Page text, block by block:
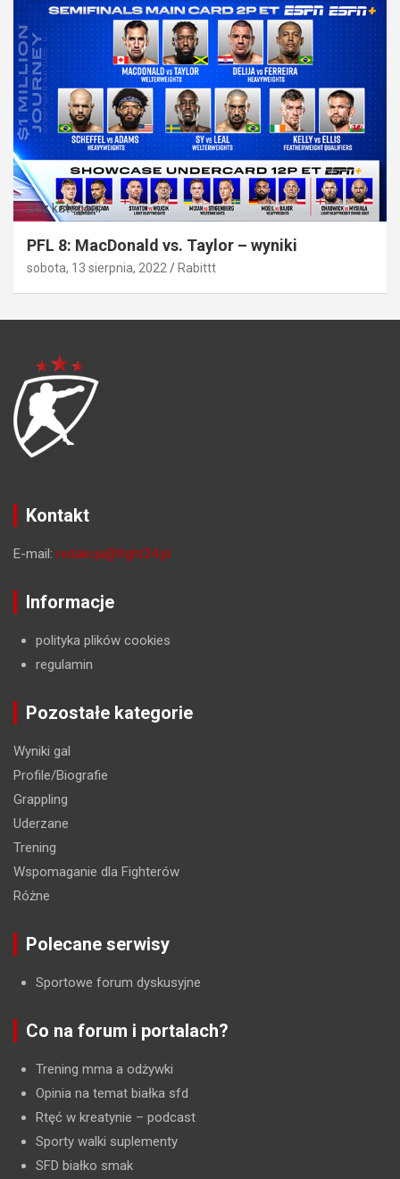
Bez kategorii
PFL 8: MacDonald vs. Taylor – wyniki
sobota, 13 sierpnia, 2022 Rabittt
Kontakt
E-mail: redakcja@fight24.pl
Informacje
polityka plików cookies
regulamin
Pozostałe kategorie
Wyniki gal
Profile/Biografie
Grappling
Uderzane
Trening
Wspomaganie dla Fighterów
Różne
Polecane serwisy
Sportowe forum dyskusyjne
Co na forum i portalach?
Trening mma a odżywki
Opinia na temat białka sfd
Rtęć w kreatynie – podcast
Sporty walki suplementy
SFD białko smak